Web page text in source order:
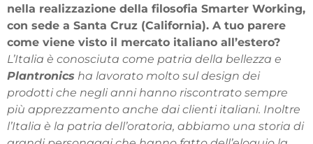
nella realizzazione della filosofia Smarter Working,
con sede a Santa Cruz (California). A tuo parere
come viene visto il mercato italiano all’estero?
L’Italia è conosciuta come patria della bellezza e
Plantronics ha lavorato molto sul design dei
prodotti che negli anni hanno riscontrato sempre
più apprezzamento anche dai clienti italiani. Inoltre
l’Italia è la patria dell’oratoria, abbiamo una storia di